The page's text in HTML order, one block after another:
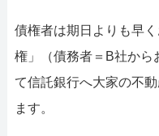
債権者は期日よりも早
権」（債務者＝B社から
て信託銀行へ大家の不
ます。